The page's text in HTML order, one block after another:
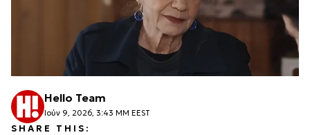
Hello Team
Ιούν 9, 2026, 3:43 ΜΜ EEST
SHARE THIS: